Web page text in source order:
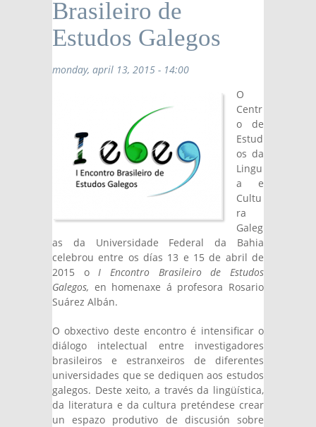
Brasileiro de
Estudos Galegos
monday, april 13, 2015 - 14:00
O
Centr
o de
Estud
os da
Lingu
a e
Cultu
ra
Galeg
as da Universidade Federal da Bahia
celebrou entre os días 13 e 15 de abril de
2015 oI Encontro Brasileiro de Estudos
Galegos, en homenaxe á profesora Rosario
Suárez Albán.
O obxectivo deste encontro é intensificar o
diálogo intelectual entre investigadores
brasileiros e estranxeiros de diferentes
universidades que se dediquen aos estudos
galegos. Deste xeito, a través da lingüística,
da literatura e da cultura preténdese crear
un espazo produtivo de discusión sobre